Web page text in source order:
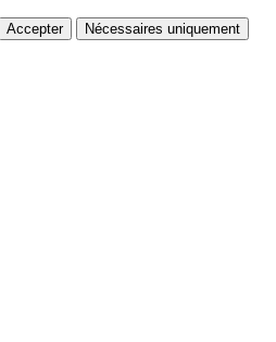
Accepter Nécessaires uniquement